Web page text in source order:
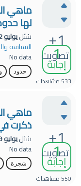
+1
تصويت
1
إجابة
533مشاهدات
ماهي
لها
سُئليوليو 12، 2022
السياسة
No data
حدود
+1
تصويت
1
إجابة
550مشاهدات
ماهي
ذكرت
سُئليوليو 9، 2022
No data
شجرة